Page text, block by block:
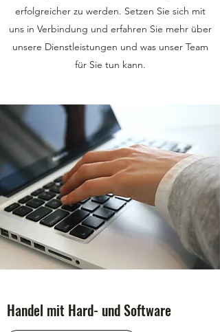
erfolgreicher zu werden. Setzen Sie sich mit
uns in Verbindung und erfahren Sie mehr über
unsere Dienstleistungen und was unser Team
für Sie tun kann.
Handel mit Hard- und Software